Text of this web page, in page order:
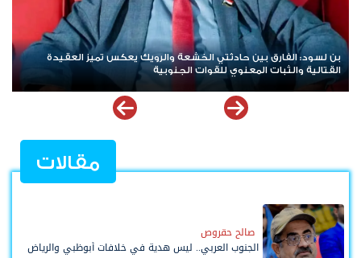
هيئة بريطانية: استهداف سفينة تجارية في خليج عدن
مقالات
صالح حقروص
الجنوب العربي.. ليس هدية في خلافات أبوظبي والرياض